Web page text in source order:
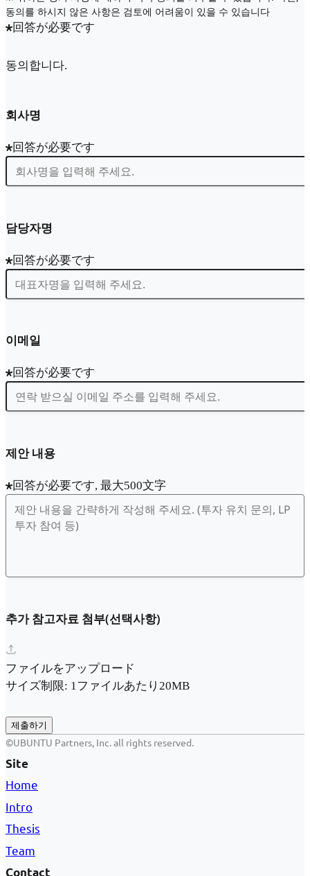
동의를 하시지 않은 사항은 검토에 어려움이 있을 수 있습니다
回答が必要です
동의합니다.
회사명
回答が必要です
담당자명
回答が必要です
이메일
回答が必要です
제안 내용
回答が必要です, 最大500文字
추가 참고자료 첨부(선택사항)
ファイルをアップロード
サイズ制限: 1ファイルあたり20MB
제출하기
©UBUNTU Partners, Inc. all rights reserved.
Site
Home
Intro
Thesis
Team
Contact